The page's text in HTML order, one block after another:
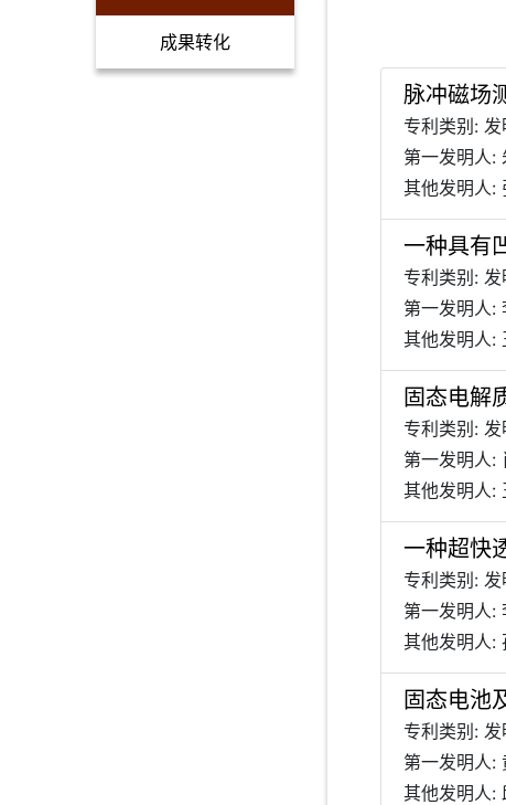
成果转化
脉冲磁场
专利类别: 发
第一发明人:
其他发明人:
一种具有
专利类别: 发
第一发明人:
其他发明人:
固态电解
专利类别: 发
第一发明人:
其他发明人:
一种超快
专利类别: 发
第一发明人:
其他发明人:
固态电池
专利类别: 发
第一发明人:
其他发明人: